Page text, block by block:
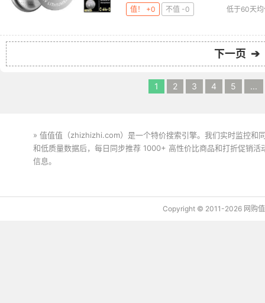
值！ +0
不值 -0 低于60天
下一页 ➔
1 2 3 4 5 ...
» 值值值（zhizhizhi.com）是一个特价搜索引擎。我们实时监控和
和低质量数据后，每日同步推荐 1000+ 高性价比商品和打折促销
信息。
Copyright © 2011-2026 网购